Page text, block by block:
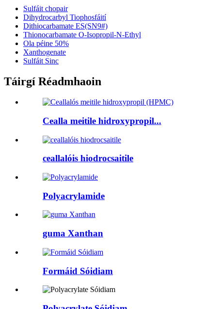
Sulfáit chopair
Dihydrocarbyl Tiophosfáití
Dithiocarbamate ES(SN9#)
Thionocarbamate O-Isopropil-N-Ethyl
Ola péine 50%
Xanthogenate
Sulfáit Sinc
Táirgí Réadmhaoin
Cealla meitile hidroxypropil...
ceallalóis hiodrocsaitile
Polyacrylamide
guma Xanthan
Formáid Sóidiam